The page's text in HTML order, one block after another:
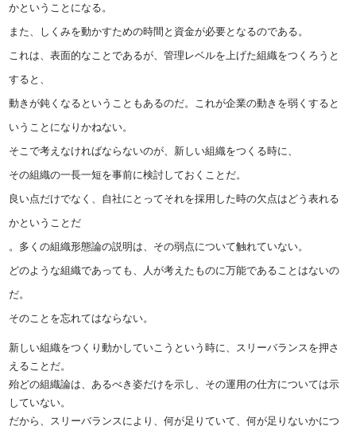
かということになる。
また、しくみを動かすための時間と資金が必要となるのである。
これは、表面的なことであるが、管理レベルを上げた組織をつくろうと
すると、
動きが鈍くなるということもあるのだ。これが企業の動きを弱くすると
いうことになりかねない。
そこで考えなければならないのが、新しい組織をつくる時に、
その組織の一長一短を事前に検討しておくことだ。
良い点だけでなく、自社にとってそれを採用した時の欠点はどう表れる
かということだ
。多くの組織形態論の説明は、その弱点について触れていない。
どのような組織であっても、人が考えたものに万能であることはないの
だ。
そのことを忘れてはならない。
新しい組織をつくり動かしていこうという時に、スリーバランスを押さ
えることだ。
殆どの組織論は、あるべき姿だけを示し、その運用の仕方については示
していない。
だから、スリーバランスにより、何が足りていて、何が足りないかにつ